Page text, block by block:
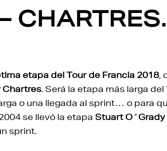
etapa del Tour de Francia 2018,
Chartres. Será la etapa más larga
o una llegada al sprint… o para
se llevó la etapa Stuart O´Grady
sprint.